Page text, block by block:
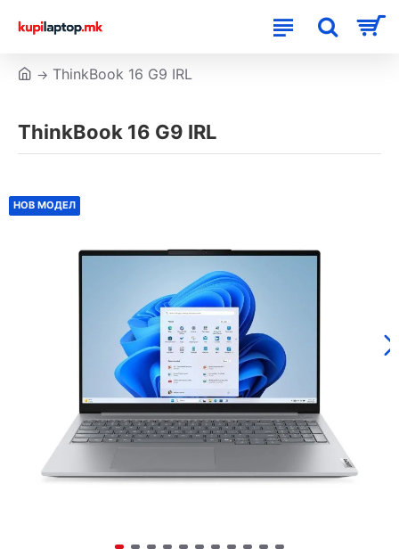
ThinkBook 16 G9 IRL
ThinkBook 16 G9 IRL
НОВ МОДЕЛ
НОВ МОДЕЛ